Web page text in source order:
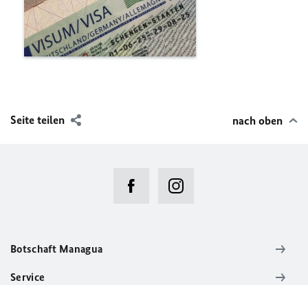
Seite teilen nach oben
Botschaft Managua
Service